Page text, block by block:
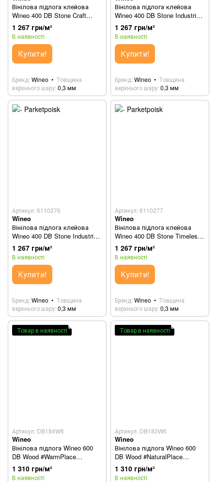
Вінілова підлога клейова
Wineo 400 DB Stone Craft
Concrete Grey DB302SL
1 267 грн/м²
В наявності
Купити!
Бренд Wineo
Товщина
верхнього шару 0,3 мм
Вінілова підлога клейова
Wineo 400 DB Stone Industrial
Concrete Grey DB303SL
1 267 грн/м²
В наявності
Купити!
Бренд Wineo
Товщина
верхнього шару 0,3 мм
Артикул: 6110276
Wineo
Вінілова підлога клейова
Wineo 400 DB Stone Industrial
Concrete Dark DB304SL
1 267 грн/м²
В наявності
Купити!
Бренд Wineo
Товщина
верхнього шару 0,3 мм
Артикул: 6110277
Wineo
Вінілова підлога клейова
Wineo 400 DB Stone Timeless
Slate Dark DB305SL
1 267 грн/м²
В наявності
Купити!
Бренд Wineo
Товщина
верхнього шару 0,3 мм
Товар в наявності
Артикул: DB184W6
Wineo
Вінілова підлога Wineo 600
DB Wood #WarmPlace
DB184W6
1 310 грн/м²
В наявності
Товар в наявності
Артикул: DB183W6
Wineo
Вінілова підлога Wineo 600
DB Wood #NaturalPlace
DB183W6
1 310 грн/м²
В наявності